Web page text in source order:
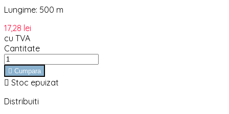
Lungime: 500 m
17,28 lei
cu TVA
Cantitate
 Cumpara
 Stoc epuizat
Distribuiti